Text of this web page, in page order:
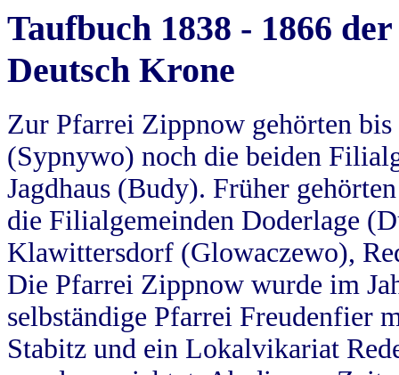
Taufbuch 1838 - 1866
Deutsch Krone
Zur Pfarrei Zippnow gehörten
(Sypnywo) noch die beiden
Jagdhaus (Budy). Früher
die Filialgemeinden Doderlage
Klawittersdorf (Glowaczewo),
Die Pfarrei Zippnow wurde im
selbständige Pfarrei Freudenfier
Stabitz und ein Lokalvikariat